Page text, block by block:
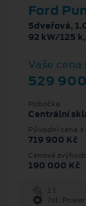
Ford
5dveřová,
92 kW/125
Vaše cena
529
Pobočka
Centrální
Původní cena s
719 900 Kč
Cenové
190 000 Kč
1 l
7st.